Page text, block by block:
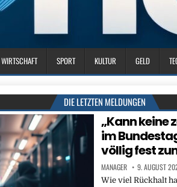
WIRTSCHAFT SPORT KULTUR GELD
DIE LETZTEN MELDUNGEN
„Kann keine
im
völlig fest
MANAGER 9. AUGUST
Wie viel Rückhalt